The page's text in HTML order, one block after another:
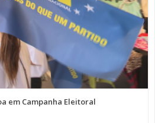
em Campanha Eleitoral